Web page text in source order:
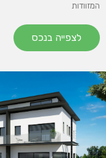
המזוודות
לצפייה בנכס